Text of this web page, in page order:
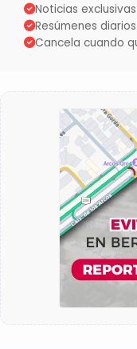
Noticias exclusivas
Resúmenes diarios
Cancela cuando